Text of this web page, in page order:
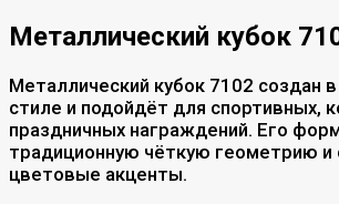
Металлический кубок
Металлический кубок 7102 создан
стиле и подойдёт для спортивных,
праздничных награждений. Его
традиционную чёткую геометрию
цветовые акценты.